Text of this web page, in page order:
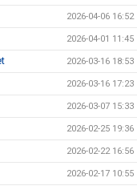
2026-04-06 16:52
2026-04-01 11:45
2026-03-16 18:53
2026-03-16 17:23
2026-03-07 15:33
2026-02-25 19:36
2026-02-22 16:56
2026-02-17 10:55